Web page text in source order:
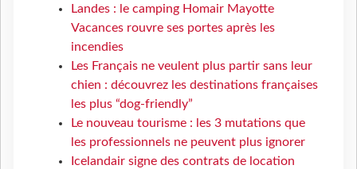
Landes : le camping Homair Mayotte
Vacances rouvre ses portes après les
incendies
Les Français ne veulent plus partir sans leur
chien : découvrez les destinations françaises
les plus “dog-friendly”
Le nouveau tourisme : les 3 mutations que
les professionnels ne peuvent plus ignorer
Icelandair signe des contrats de location